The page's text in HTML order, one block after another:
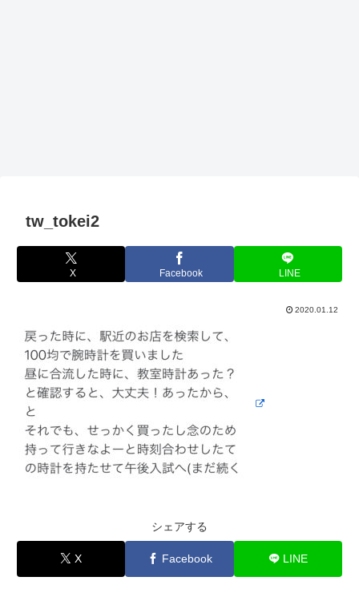
tw_tokei2
X Facebook LINE
2020.01.12
シェアする
X Facebook LINE